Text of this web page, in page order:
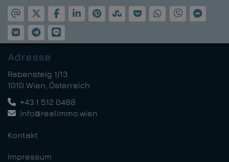
Adresse
Rabensteig 1/13
1010 Wien, Österreich
+43 1 512 0488
info@realimmo.wien
Kontakt
Impressum